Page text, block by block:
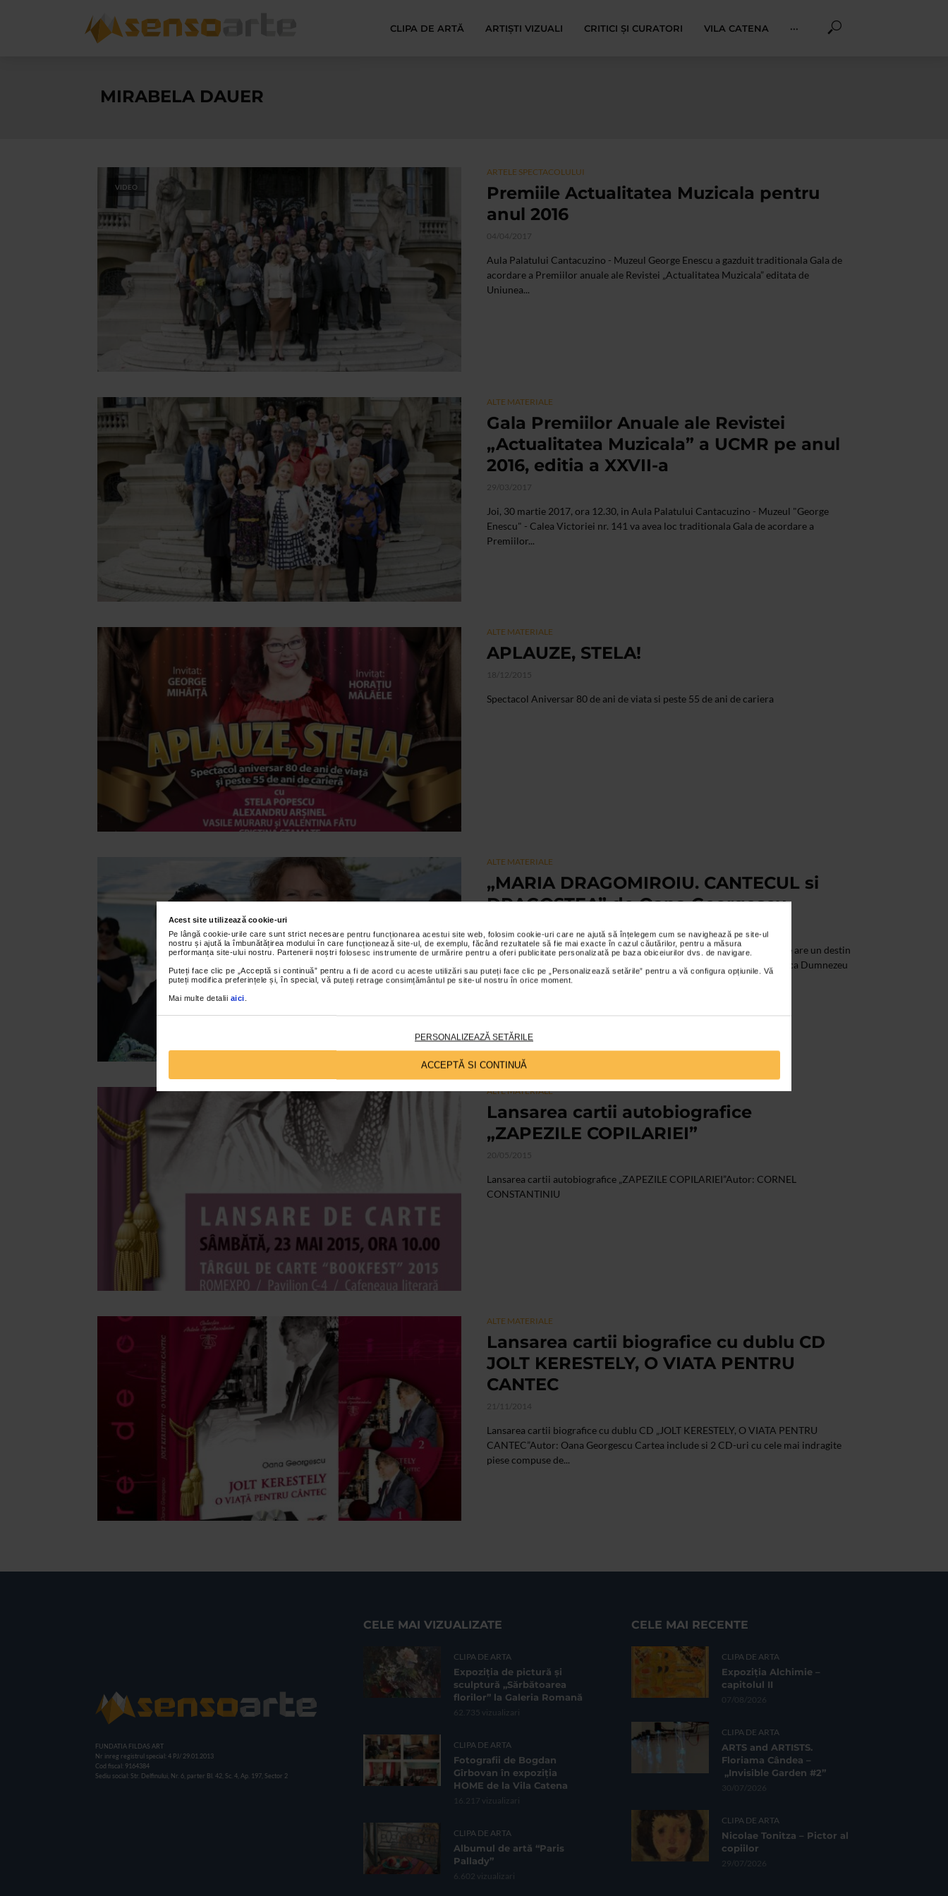
Acest site utilizează cookie-uri
Pe lângă cookie-urile care sunt strict necesare pentru funcționarea acestui site web, folosim cookie-uri care ne ajută să înțelegem cum se navighează pe site-ul
nostru și ajută la îmbunătățirea modului în care funcționează site-ul, de exemplu, făcând rezultatele să fie mai exacte în cazul căutărilor, pentru a măsura
performanța site-ului nostru. Partenerii noștri folosesc instrumente de urmărire pentru a oferi publicitate personalizată pe baza obiceiurilor dvs. de navigare.
Puteți face clic pe „Acceptă si continuă” pentru a fi de acord cu aceste utilizări sau puteți face clic pe „Personalizează setările” pentru a vă configura opțiunile. Vă
puteți modifica preferințele și, în special, vă puteți retrage consimțământul pe site-ul nostru în orice moment.
Mai multe detalii aici.
PERSONALIZEAZĂ SETĂRILE
ACCEPTĂ SI CONTINUĂ
CLIPA DE ARTĂ ARTIȘTI VIZUALI CRITICI ȘI CURATORI VILA CATENA ···
MIRABELA DAUER
VIDEO
ARTELE SPECTACOLULUI
Premiile Actualitatea Muzicala pentru
anul 2016
04/04/2017
Aula Palatului Cantacuzino - Muzeul George Enescu a gazduit traditionala Gala de
acordare a Premiilor anuale ale Revistei „Actualitatea Muzicala” editata de
Uniunea...
ALTE MATERIALE
Gala Premiilor Anuale ale Revistei
„Actualitatea Muzicala” a UCMR pe anul
2016, editia a XXVII-a
29/03/2017
Joi, 30 martie 2017, ora 12.30, in Aula Palatului Cantacuzino - Muzeul "George
Enescu" - Calea Victoriei nr. 141 va avea loc traditionala Gala de acordare a
Premiilor...
ALTE MATERIALE
APLAUZE, STELA!
18/12/2015
Spectacol Aniversar 80 de ani de viata si peste 55 de ani de cariera
ALTE MATERIALE
„MARIA DRAGOMIROIU. CANTECUL si
DRAGOSTEA” de Oana Georgescu
O POVESTE de VIATA impresionanta intr-o CARTE captivanta Fiecare are un destin
al sau care il calauzeste, iar acest destin este dat de Dumnezeu… Cred ca Dumnezeu
m-a...
ALTE MATERIALE
Lansarea cartii autobiografice
„ZAPEZILE COPILARIEI”
20/05/2015
Lansarea cartii autobiografice „ZAPEZILE COPILARIEI”Autor: CORNEL
CONSTANTINIU
ALTE MATERIALE
Lansarea cartii biografice cu dublu CD
JOLT KERESTELY, O VIATA PENTRU
CANTEC
21/11/2014
Lansarea cartii biografice cu dublu CD „JOLT KERESTELY, O VIATA PENTRU
CANTEC”Autor: Oana Georgescu Cartea include si 2 CD-uri cu cele mai indragite
piese compuse de...
FUNDATIA FILDAS ART
Nr inreg registrul special: 4 PJ/ 29.01.2013
Cod fiscal: 9164384
Sediu social: Str. Delfinului, Nr. 6, parter Bl. 42, Sc. 4, Ap. 197, Sector 2
CELE MAI VIZUALIZATE
CLIPA DE ARTA
Expoziția de pictură și
sculptură „Sărbătoarea
florilor” la Galeria Romană
62.735 vizualizari
CLIPA DE ARTA
Fotografii de Bogdan
Gîrbovan în expoziția
HOME de la Vila Catena
16.217 vizualizari
CLIPA DE ARTA
Albumul de artă “Paris
Pallady”
6.602 vizualizari
CELE MAI RECENTE
CLIPA DE ARTA
Expoziția Alchimie –
capitolul II
07/08/2026
CLIPA DE ARTA
ARTS and ARTISTS.
Floriama Cândea –
„Invisible Garden #2”
30/07/2026
CLIPA DE ARTA
Nicolae Tonitza – Pictor al
copiilor
29/07/2026